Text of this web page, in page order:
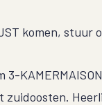
komen, stuur
3-
zuidoosten.